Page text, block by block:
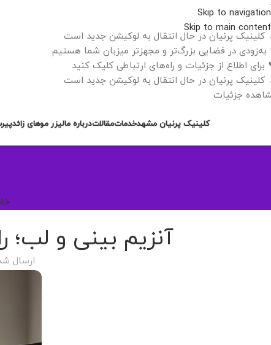
Skip to navigation
Skip to main content
کلینیک پرنیان در حال انتقال به لوکیشن جدید است
به‌زودی در فضایی بزرگ‌تر و مجهزتر میزبان شما هستیم
برای اطلاع از جزئیات و راه‌های ارتباطی کلیک کنید
کلینیک پرنیان در حال انتقال به لوکیشن جدید است
جزئیات
کلینیک پرنیان مشهدخدماتمقالاتدرباره مالیزر موهای زائد
آنزیم بینی و لب؛
ارسال